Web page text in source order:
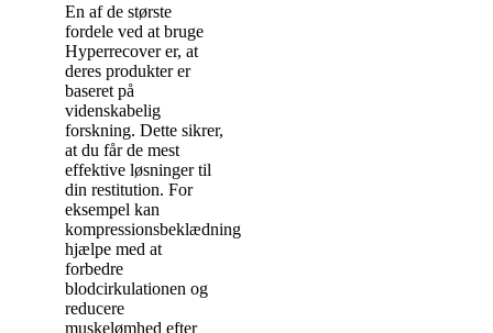
En af de største
fordele ved at bruge
Hyperrecover er, at
deres produkter er
baseret på
videnskabelig
forskning. Dette sikrer,
at du får de mest
effektive løsninger til
din restitution. For
eksempel kan
kompressionsbeklædning
hjælpe med at
forbedre
blodcirkulationen og
reducere
muskelømhed efter